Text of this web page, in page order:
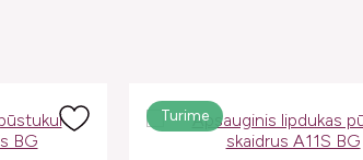
Turime